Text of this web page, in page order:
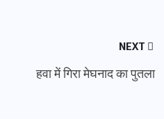
NEXT
हवा में गिरा मेघनाद का पुतला